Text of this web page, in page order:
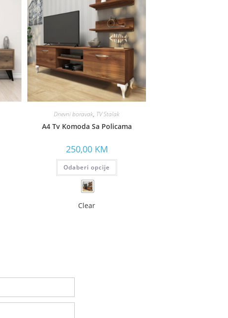
Dnevni boravak, TV Stalak
A4 Tv Komoda Sa Policama
250,00 KM
Odaberi opcije
Clear